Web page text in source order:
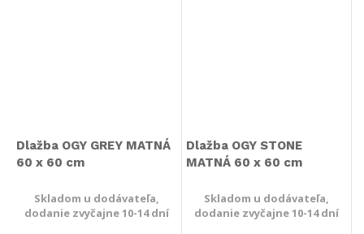
Dlažba OGY GREY MATNÁ
60 x 60 cm
Skladom u dodávateľa,
dodanie zvyčajne 10-14 dní
Dlažba OGY STONE
MATNÁ 60 x 60 cm
Skladom u dodávateľa,
dodanie zvyčajne 10-14 dní